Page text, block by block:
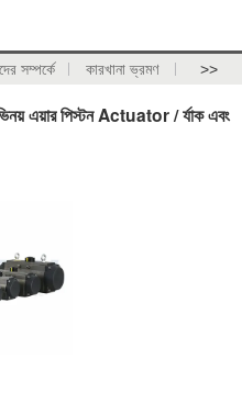
সম্পর্কে কারখানা ভ্রমণ >>
এয়ার পিস্টন Actuator / র্যাক এবং